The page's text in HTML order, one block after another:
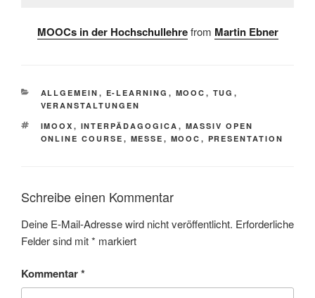
MOOCs in der Hochschullehre from Martin Ebner
KATEGORIEN
ALLGEMEIN , E-LEARNING , MOOC , TUG ,
VERANSTALTUNGEN
SCHLAGWÖRTER
IMOOX , INTERPÄDAGOGICA , MASSIV OPEN
ONLINE COURSE , MESSE , MOOC , PRESENTATION
Schreibe einen Kommentar
Deine E-Mail-Adresse wird nicht veröffentlicht. Erforderliche
Felder sind mit* markiert
Kommentar*